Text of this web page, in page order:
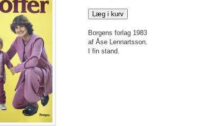
Læg i kurv
Borgens forlag 1983
af Åse Lennartsson.
I fin stand.